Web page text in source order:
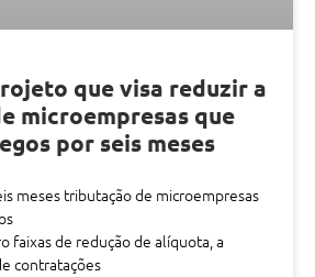
que visa reduzir a
microempresas que
por seis meses
meses tributação de microempresas
faixas de redução de alíquota, a
contratações